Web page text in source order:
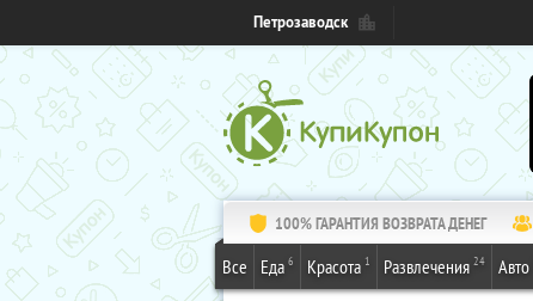
Петрозаводск
100% ГАРАНТИЯ ВОЗВРАТА ДЕНЕГ
Все Еда 6 Красота 1 Развлечения 24 Авто